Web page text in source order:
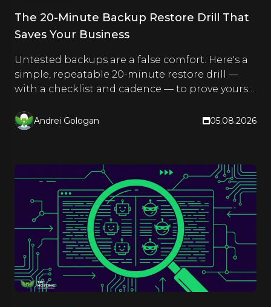
The 20-Minute Backup Restore Drill That
Saves Your Business
Untested backups are a false comfort. Here's a
simple, repeatable 20-minute restore drill —
with a checklist and cadence — to prove yours
Andrei Gologan 05.08.2026